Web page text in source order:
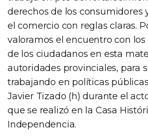
derechos de los consumidores
el comercio con reglas claras.
valoramos el encuentro con
de los ciudadanos en esta
autoridades provinciales, para
trabajando en políticas
Javier Tizado (h) durante el
que se realizó en la Casa
Independencia.